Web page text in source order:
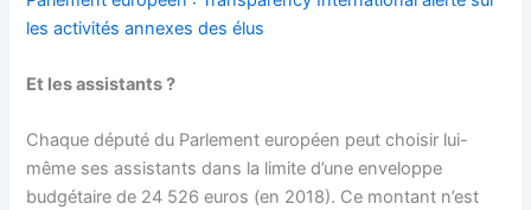
les activités annexes des élus
Et les assistants ?
Chaque député du Parlement européen peut choisir lui-
même ses assistants dans la limite d’une enveloppe
budgétaire de 24 526 euros (en 2018). Ce montant n’est